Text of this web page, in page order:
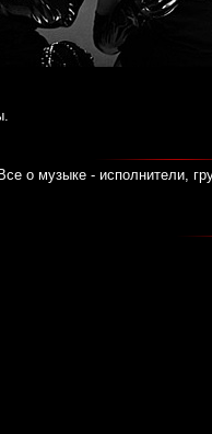
о музыке - исполнители,